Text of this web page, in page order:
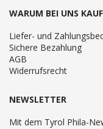
WARUM BEI UNS
Liefer- und
Sichere Bezahlung
AGB
Widerrufsrecht
NEWSLETTER
Mit dem Tyrol Phila-